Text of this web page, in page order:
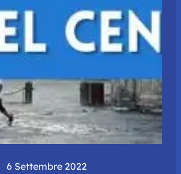
6 Settembre 2022